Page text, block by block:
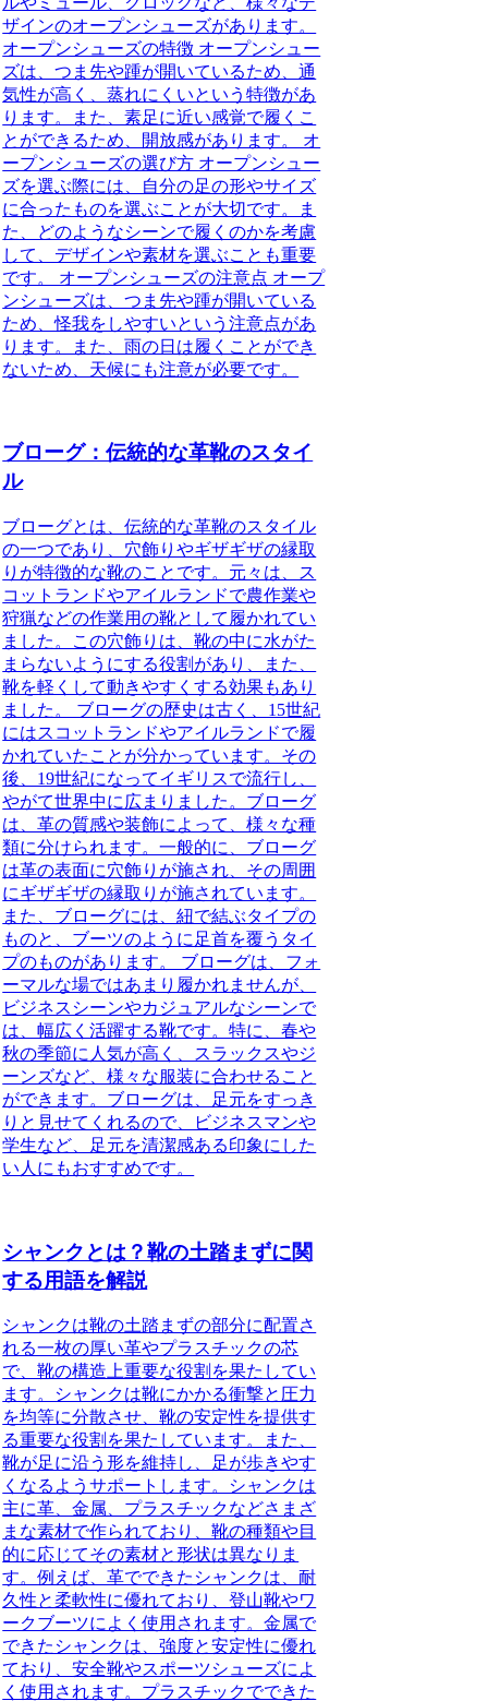
ザインのオープンシューズがあります。
オープンシューズの特徴 オープンシュー
ズは、つま先や踵が開いているため、通
気性が高く、蒸れにくいという特徴があ
ります。また、素足に近い感覚で履くこ
とができるため、開放感があります。 オ
ープンシューズの選び方 オープンシュー
ズを選ぶ際には、自分の足の形やサイズ
に合ったものを選ぶことが大切です。ま
た、どのようなシーンで履くのかを考慮
して、デザインや素材を選ぶことも重要
です。 オープンシューズの注意点 オープ
ンシューズは、つま先や踵が開いている
ため、怪我をしやすいという注意点があ
ります。また、雨の日は履くことができ
ないため、天候にも注意が必要です。
ブローグ：伝統的な革靴のスタイ
ル
ブローグとは、伝統的な革靴のスタイル
の一つであり、穴飾りやギザギザの縁取
りが特徴的な靴のことです。元々は、ス
コットランドやアイルランドで農作業や
狩猟などの作業用の靴として履かれてい
ました。この穴飾りは、靴の中に水がた
まらないようにする役割があり、また、
靴を軽くして動きやすくする効果もあり
ました。 ブローグの歴史は古く、15世紀
にはスコットランドやアイルランドで履
かれていたことが分かっています。その
後、19世紀になってイギリスで流行し、
やがて世界中に広まりました。ブローグ
は、革の質感や装飾によって、様々な種
類に分けられます。一般的に、ブローグ
は革の表面に穴飾りが施され、その周囲
にギザギザの縁取りが施されています。
また、ブローグには、紐で結ぶタイプの
ものと、ブーツのように足首を覆うタイ
プのものがあります。 ブローグは、フォ
ーマルな場ではあまり履かれませんが、
ビジネスシーンやカジュアルなシーンで
は、幅広く活躍する靴です。特に、春や
秋の季節に人気が高く、スラックスやジ
ーンズなど、様々な服装に合わせること
ができます。ブローグは、足元をすっき
りと見せてくれるので、ビジネスマンや
学生など、足元を清潔感ある印象にした
い人にもおすすめです。
シャンクとは？靴の土踏まずに関
する用語を解説
シャンクは靴の土踏まずの部分に配置さ
れる一枚の厚い革やプラスチックの芯
で、靴の構造上重要な役割を果たしてい
ます。シャンクは靴にかかる衝撃と圧力
を均等に分散させ、靴の安定性を提供す
る重要な役割を果たしています。また、
靴が足に沿う形を維持し、足が歩きやす
くなるようサポートします。シャンクは
主に革、金属、プラスチックなどさまざ
まな素材で作られており、靴の種類や目
的に応じてその素材と形状は異なりま
す。例えば、革でできたシャンクは、耐
久性と柔軟性に優れており、登山靴やワ
ークブーツによく使用されます。金属で
できたシャンクは、強度と安定性に優れ
ており、安全靴やスポーツシューズによ
く使用されます。プラスチックでできた